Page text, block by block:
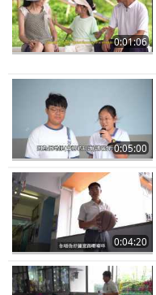
0:01:06
0:05:00
0:04:20